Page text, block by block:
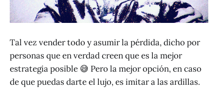
Tal vez vender todo y asumir la pérdida, dicho por
personas que en verdad creen que es la mejor
estrategia posible 😅 Pero la mejor opción, en caso
de que puedas darte el lujo, es imitar a las ardillas.